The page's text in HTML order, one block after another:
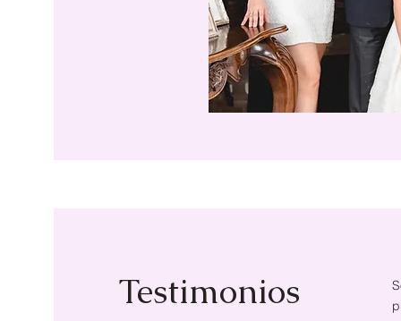
Testimonios